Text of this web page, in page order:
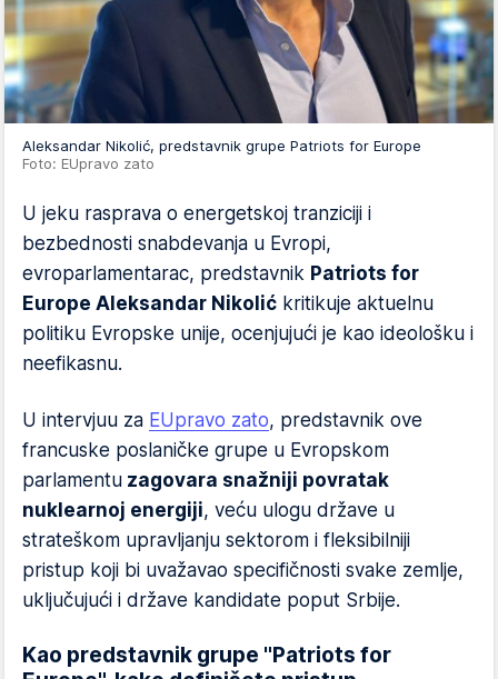
Aleksandar Nikolić, predstavnik grupe Patriots for Europe
Foto: EUpravo zato
U jeku rasprava o energetskoj tranziciji i
bezbednosti snabdevanja u Evropi,
evroparlamentarac, predstavnik Patriots for
Europe Aleksandar Nikolić kritikuje aktuelnu
politiku Evropske unije, ocenjujući je kao ideološku i
neefikasnu.
U intervjuu za EUpravo zato, predstavnik ove
francuske poslaničke grupe u Evropskom
parlamentu zagovara snažniji povratak
nuklearnoj energiji, veću ulogu države u
strateškom upravljanju sektorom i fleksibilniji
pristup koji bi uvažavao specifičnosti svake zemlje,
uključujući i države kandidate poput Srbije.
Kao predstavnik grupe "Patriots for